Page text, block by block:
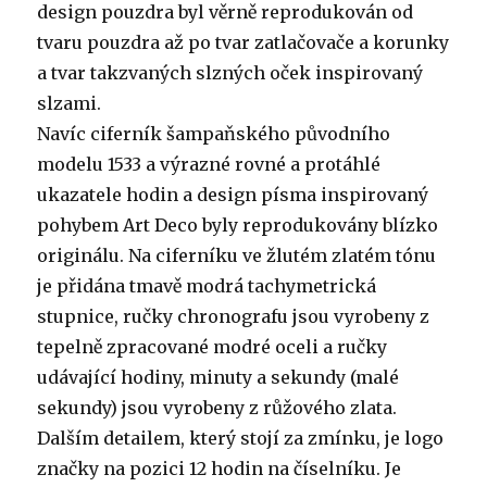
design pouzdra byl věrně reprodukován od
tvaru pouzdra až po tvar zatlačovače a korunky
a tvar takzvaných slzných oček inspirovaný
slzami.
Navíc ciferník šampaňského původního
modelu 1533 a výrazné rovné a protáhlé
ukazatele hodin a design písma inspirovaný
pohybem Art Deco byly reprodukovány blízko
originálu. Na ciferníku ve žlutém zlatém tónu
je přidána tmavě modrá tachymetrická
stupnice, ručky chronografu jsou vyrobeny z
tepelně zpracované modré oceli a ručky
udávající hodiny, minuty a sekundy (malé
sekundy) jsou vyrobeny z růžového zlata.
Dalším detailem, který stojí za zmínku, je logo
značky na pozici 12 hodin na číselníku. Je